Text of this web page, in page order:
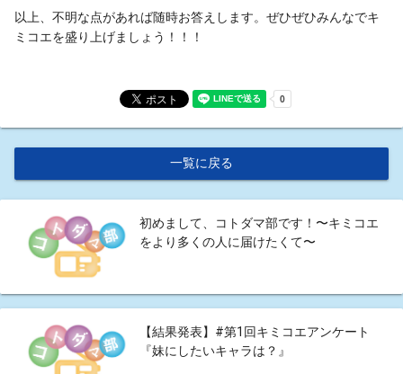
以上、不明な点があれば随時お答えします。ぜひぜひみんなでキ
ミコエを盛り上げましょう！！！
一覧に戻る
初めまして、コトダマ部です！〜キミコエ
をより多くの人に届けたくて〜
【結果発表】#第1回キミコエアンケート
『妹にしたいキャラは？』